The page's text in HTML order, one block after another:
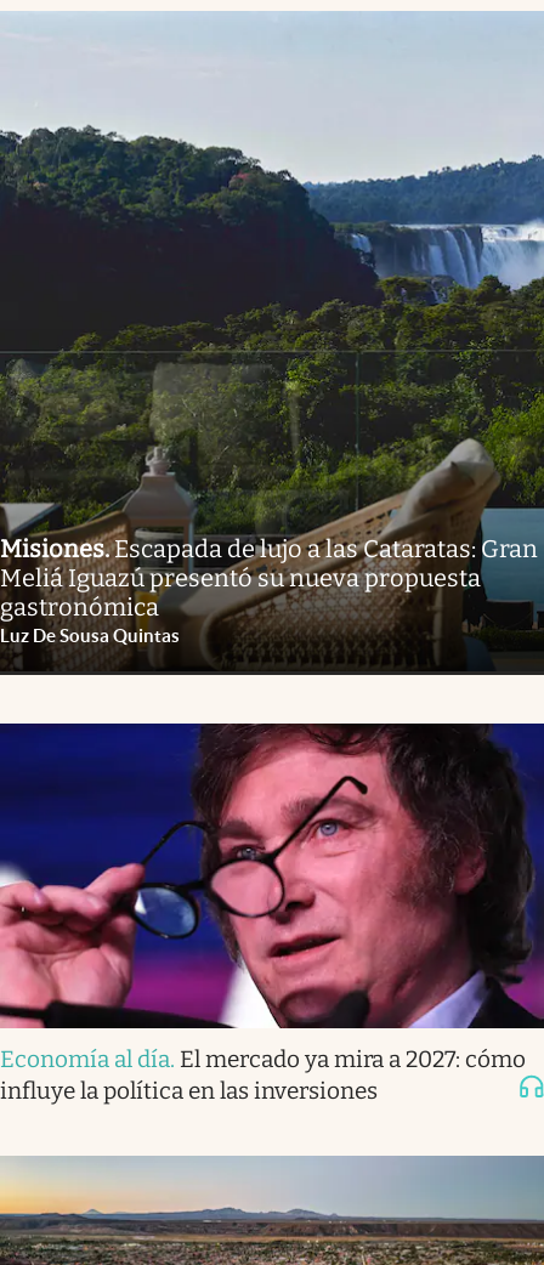
Misiones.Escapada de lujo a las Cataratas: Gran
Meliá Iguazú presentó su nueva propuesta
gastronómica
Luz De Sousa Quintas
Economía al día. El mercado ya mira a 2027: cómo
influye la política en las inversiones